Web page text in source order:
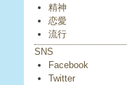
精神
恋愛
流行
SNS
Facebook
Twitter